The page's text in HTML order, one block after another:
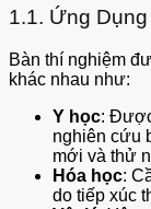
1.1. Ứng
Bàn thí nghiệm
khác nhau như:
Y học:
nghiên cứu
mới và thử
Hóa học:
do tiếp xúc